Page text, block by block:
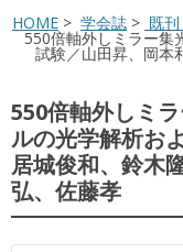
HOME > 学会誌 > 既刊
550倍軸外しミラー集
試験／山田昇、岡本
550倍軸外しミ
ルの光学解析お
居城俊和、鈴木
弘、佐藤孝